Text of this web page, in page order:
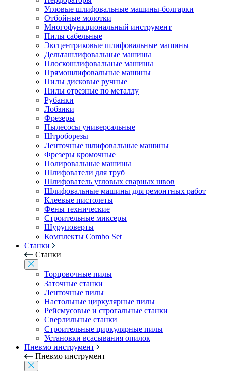
Угловые шлифовальные машины-болгарки
Отбойные молотки
Многофункциональный инструмент
Пилы сабельные
Эксцентриковые шлифовальные машины
Дельташлифовальные машины
Плоскошлифовальные машины
Прямошлифовальные машины
Пилы дисковые ручные
Пилы отрезные по металлу
Рубанки
Лобзики
Фрезеры
Пылесосы универсальные
Штроборезы
Ленточные шлифовальные машины
Фрезеры кромочные
Полировальные машины
Шлифователи для труб
Шлифователь угловых сварных швов
Шлифовальные машины для ремонтных работ
Клеевые пистолеты
Фены технические
Строительные миксеры
Шуруповерты
Комплекты Combo Set
Станки
Станки
Торцовочные пилы
Заточные станки
Ленточные пилы
Настольные циркулярные пилы
Рейсмусовые и строгальные станки
Сверлильные станки
Строительные циркулярные пилы
Установки всасывания опилок
Пневмо инструмент
Пневмо инструмент